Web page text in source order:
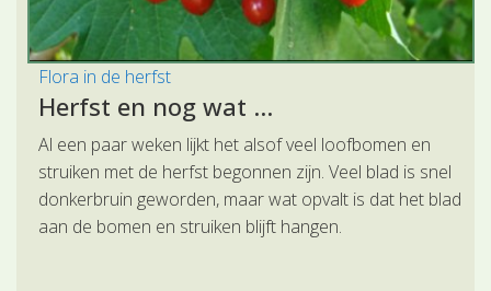
Flora in de herfst
Herfst en nog wat ...
Al een paar weken lijkt het alsof veel loofbomen en
struiken met de herfst begonnen zijn. Veel blad is snel
donkerbruin geworden, maar wat opvalt is dat het blad
aan de bomen en struiken blijft hangen.